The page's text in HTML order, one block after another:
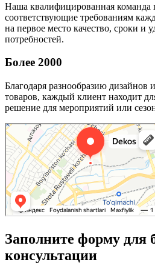
Наша квалифицированная команда
соответствующие требованиям
на первое место качество, сроки и
потребностей.
Более 2000
Благодаря разнообразию
товаров, каждый клиент находит
решение для мероприятий или
Заполните форму для
консультации